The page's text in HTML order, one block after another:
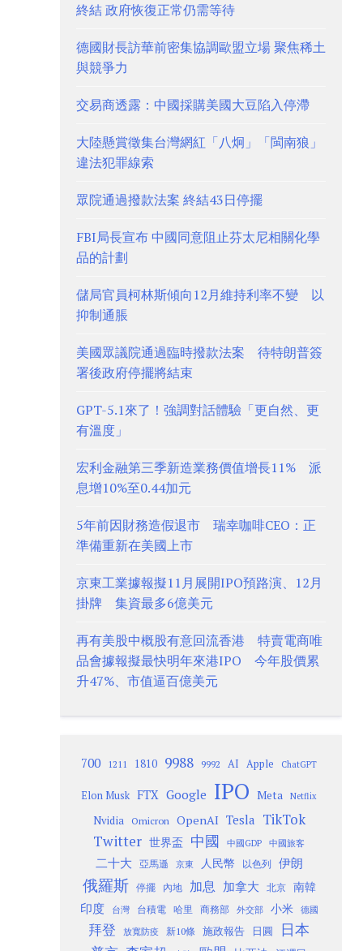
終結 政府恢復正常仍需等待
德國財長訪華前密集協調歐盟立場 聚焦稀土
與競爭力
交易商透露：中國採購美國大豆陷入停滯
大陸懸賞徵集台灣網紅「八炯」「閩南狼」
違法犯罪線索
眾院通過撥款法案 終結43日停擺
FBI局長宣布 中國同意阻止芬太尼相關化學
品的計劃
儲局官員柯林斯傾向12月維持利率不變 以
抑制通脹
美國眾議院通過臨時撥款法案 待特朗普簽
署後政府停擺將結束
GPT-5.1來了！強調對話體驗「更自然、更
有溫度」
宏利金融第三季新造業務價值增長11% 派
息增10%至0.44加元
5年前因財務造假退市 瑞幸咖啡CEO：正
準備重新在美國上市
京東工業據報擬11月展開IPO預路演、12月
掛牌 集資最多6億美元
再有美股中概股有意回流香港 特賣電商唯
品會據報擬最快明年來港IPO 今年股價累
升47%、市值逼百億美元
700 1211 1810 9988 9992 AI Apple ChatGPT
Elon Musk FTX Google IPO Meta Netflix
Nvidia Omicron OpenAI Tesla TikTok
Twitter 世界盃 中國 中國GDP 中國旅客
二十大 亞馬遜 京東 人民幣 以色列 伊朗
俄羅斯 停擺 內地 加息 加拿大 北京
南韓
印度
台灣 台積電 哈里 商務部 外交部 小米 德國
拜登 放寬防疫 新10條 施政報告 日圓 日本